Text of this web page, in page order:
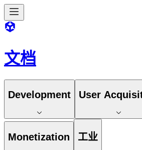
文档
Development User
Monetization 工业